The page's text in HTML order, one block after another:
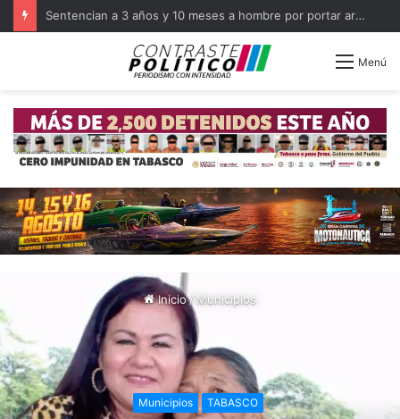
Capacita FGR a militares como primeros respondientes en Tabasco
Menú
Inicio/Municipios
Municipios TABASCO